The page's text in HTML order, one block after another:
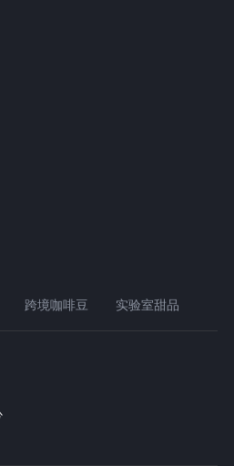
跨境咖啡豆 实验室甜品